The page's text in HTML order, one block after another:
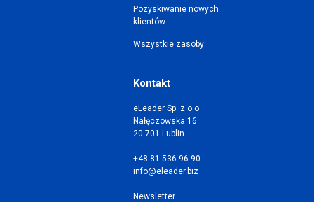
Pozyskiwanie nowych
klientów
Wszystkie zasoby
Kontakt
eLeader Sp. z o.o
Nałęczowska 16
20-701 Lublin
+48 81 536 96 90
info@eleader.biz
Newsletter